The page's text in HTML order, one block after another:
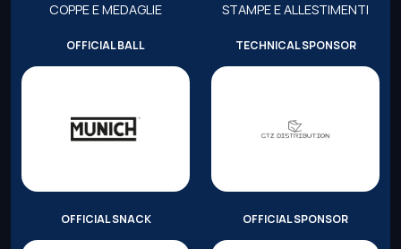
COPPE E MEDAGLIE STAMPE E ALLESTIMENTI
OFFICIAL BALL TECHNICAL SPONSOR
OFFICIAL SNACK OFFICIAL SPONSOR